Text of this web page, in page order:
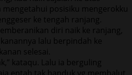
mengetahui posisiku mengerokku
ke tengah ranjang.
diri naik ke ranjang,
lalu berpindah ke
selesai.
kataqu. Lalu ia berguling